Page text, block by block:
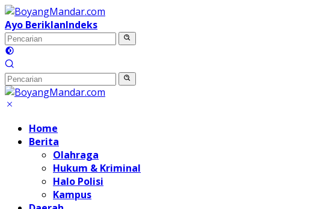
Langsung
ke
konten
Ayo BeriklanIndeks
Home
Berita
Olahraga
Hukum & Kriminal
Halo Polisi
Kampus